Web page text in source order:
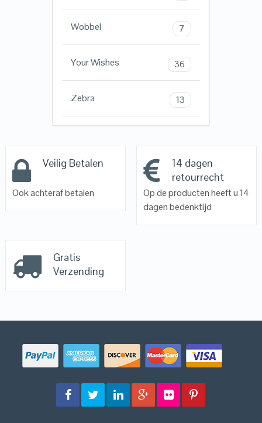
Wobbel 7
Your Wishes 36
Zebra 13
Veilig Betalen
Ook achteraf betalen
14 dagen
retourrecht
Op de producten heeft u 14
dagen bedenktijd
Gratis
Verzending